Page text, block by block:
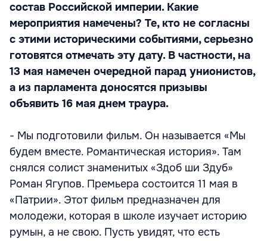
состав Российской империи. Какие
мероприятия намечены? Те, кто не согласны
с этими историческими событиями, серьезно
готовятся отмечать эту дату. В частности, на
13 мая намечен очередной парад унионистов,
а из парламента доносятся призывы
объявить 16 мая днем траура.
- Мы подготовили фильм. Он называется «Мы
будем вместе. Романтическая история». Там
снялся солист знаменитых «Здоб ши Здуб»
Роман Ягупов. Премьера состоится 11 мая в
«Патрии». Этот фильм предназначен для
молодежи, которая в школе изучает историю
румын, а не свою. Пусть увидят, что есть